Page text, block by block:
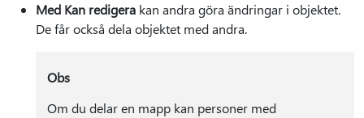
Med Kan redigera kan andra göra ändringar i objektet.
De får också dela objektet med andra.
Obs
Om du delar en mapp kan personer med